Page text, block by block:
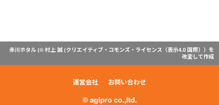
赤川ホタル (© 村上 誠 (クリエイティブ・コモンズ・ライセンス（表示4.0 国際） ）を
改変して作成
運営会社 お問い合わせ
© agipro co.,ltd.